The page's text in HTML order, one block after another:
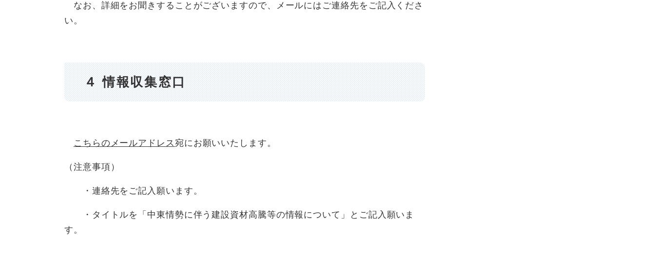
なお、詳細をお聞きすることがございますので、メールにはご連絡先をご記入くださ
い。
４ 情報収集窓口
こちらのメールアドレス 宛にお願いいたします。
（注意事項）
・連絡先をご記入願います。
・タイトルを「中東情勢に伴う建設資材高騰等の情報について」とご記入願いま
す。